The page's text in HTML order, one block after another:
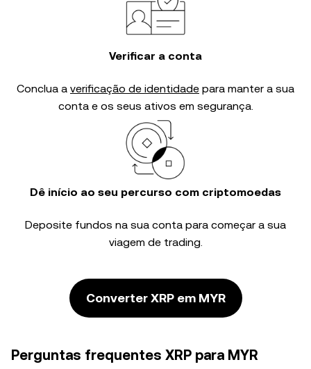
Verificar a conta
Conclua a verificação de identidade para manter a sua
conta e os seus ativos em segurança.
Dê início ao seu percurso com criptomoedas
Deposite fundos na sua conta para começar a sua
viagem de trading.
Converter XRP em MYR
Perguntas frequentes XRP para MYR